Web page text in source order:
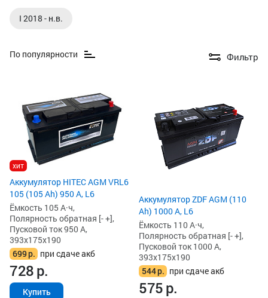
I 2018 - н.в.
По популярности Фильтр
хит
Аккумулятор HITEC AGM VRL6
105 (105 Ah) 950 А, L6
Ёмкость 105 А·ч,
Полярность обратная [- +],
Пусковой ток 950 А,
393x175x190
699р. при сдаче акб
728р.
Купить
Аккумулятор ZDF AGM (110
Ah) 1000 А, L6
Ёмкость 110 А·ч,
Полярность обратная [- +],
Пусковой ток 1000 А,
393x175x190
544р. при сдаче акб
575р.